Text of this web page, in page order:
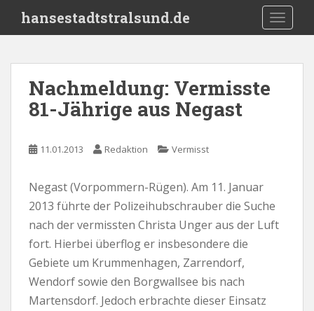
i
hansestadtstralsund.de
Nachmeldung: Vermisste
81-Jährige aus Negast
11.01.2013 Redaktion Vermisst
Negast (Vorpommern-Rügen). Am 11. Januar
2013 führte der Polizeihubschrauber die Suche
nach der vermissten Christa Unger aus der Luft
fort. Hierbei überflog er insbesondere die
Gebiete um Krummenhagen, Zarrendorf,
Wendorf sowie den Borgwallsee bis nach
Martensdorf. Jedoch erbrachte dieser Einsatz